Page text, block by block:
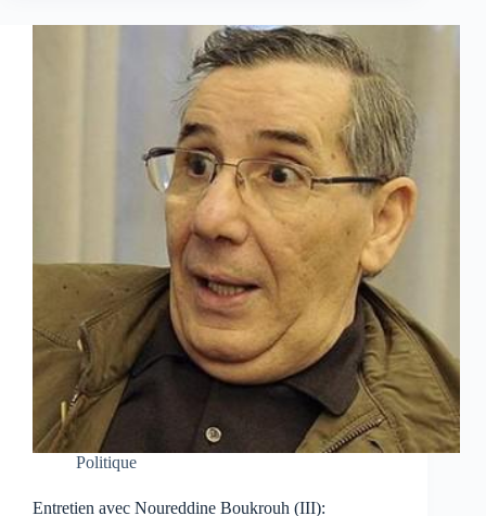
Politique
Entretien avec Noureddine Boukrouh (III):